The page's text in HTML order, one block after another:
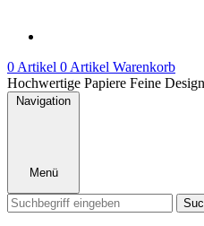
0 Artikel 0 Artikel Warenkorb
Hochwertige Papiere Feine
Navigation
Menü